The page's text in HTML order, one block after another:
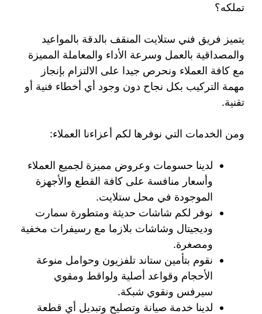
تملكه؟
يتميز فريق فني ستلايت المنقف بالدقة بالمواعيد
والمصداقية بالعمل وسرعة الأداء والمعاملة المميزة
مع كافة العملاء ونحرص جيدا على الالتزام بإنجاز
مهمة التركيب بكل نجاح دون وجود أي أخطاء فنية أو
تقنية.
ومن الخدمات التي نوفرها لكم أعزاءنا العملاء:
لدينا حسومات وعروض مميزة لجميع العملاء
وأسعار منافسة على كافة القطع والأجهزة
الموجودة في محل ستلايت.
نوفر لكم شاشات حديثة ومتطورة سمارت
وديجيتال وشاشات بلازما مع رسيفرات مخفية
ومصغرة.
نقوم بتأمين ستاند تلفزيون وحوامل منوعة
الأحجام وقواعد أصلية ولواقط ومقوي
سيرفس ونقوي شبكة.
لدينا خدمة صيانة وتصليح وتبديل أي قطعة